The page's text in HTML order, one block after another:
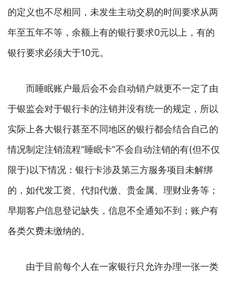
的定义也不尽相同，未发生主动交易的时间要求从两
年至五年不等，余额上有的银行要求0元以上，有的
银行要求必须大于10元。
而睡眠账户最后会不会自动销户就更不一定了由
于银监会对于银行卡的注销并没有统一的规定，所以
实际上各大银行甚至不同地区的银行都会结合自己的
情况制定注销流程“睡眠卡”不会自动注销的有(但不仅
限于)以下情况：银行卡涉及第三方服务项目未解绑
的，如代发工资、代扣代缴、贵金属、理财业务等；
早期客户信息登记缺失，信息不全通知不到；账户有
各类欠费未缴纳的。
由于目前每个人在一家银行只允许办理一张一类